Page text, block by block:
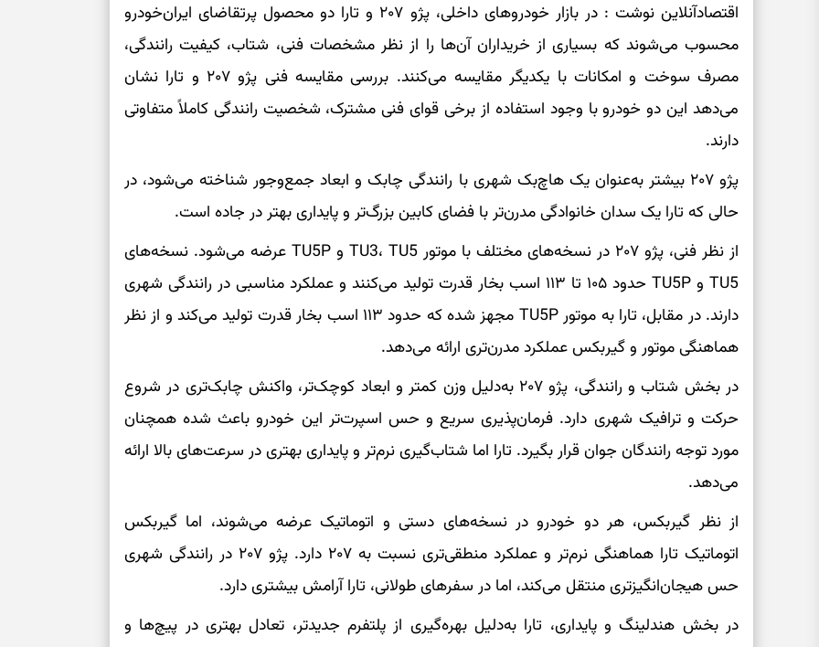
اقتصادآنلاین نوشت : در بازار خودروهای داخلی، پژو ۲۰۷ و تارا دو محصول پرتقاضای ایران‌خودرو
محسوب می‌شوند که بسیاری از خریداران آن‌ها را از نظر مشخصات فنی، شتاب، کیفیت رانندگی،
مصرف سوخت و امکانات با یکدیگر مقایسه می‌کنند. بررسی مقایسه فنی پژو ۲۰۷ و تارا نشان
می‌دهد این دو خودرو با وجود استفاده از برخی قوای فنی مشترک، شخصیت رانندگی کاملاً متفاوتی
دارند.
پژو ۲۰۷ بیشتر به‌عنوان یک هاچ‌بک شهری با رانندگی چابک و ابعاد جمع‌وجور شناخته می‌شود، در
حالی که تارا یک سدان خانوادگی مدرن‌تر با فضای کابین بزرگ‌تر و پایداری بهتر در جاده است.
از نظر فنی، پژو ۲۰۷ در نسخه‌های مختلف با موتور TU3، TU5 و TU5P عرضه می‌شود. نسخه‌های
TU5 و TU5P حدود ۱۰۵ تا ۱۱۳ اسب بخار قدرت تولید می‌کنند و عملکرد مناسبی در رانندگی شهری
دارند. در مقابل، تارا به موتور TU5P مجهز شده که حدود ۱۱۳ اسب بخار قدرت تولید می‌کند و از نظر
هماهنگی موتور و گیربکس عملکرد مدرن‌تری ارائه می‌دهد.
در بخش شتاب و رانندگی، پژو ۲۰۷ به‌دلیل وزن کمتر و ابعاد کوچک‌تر، واکنش چابک‌تری در شروع
حرکت و ترافیک شهری دارد. فرمان‌پذیری سریع و حس اسپرت‌تر این خودرو باعث شده همچنان
مورد توجه رانندگان جوان قرار بگیرد. تارا اما شتاب‌گیری نرم‌تر و پایداری بهتری در سرعت‌های بالا ارائه
می‌دهد.
از نظر گیربکس، هر دو خودرو در نسخه‌های دستی و اتوماتیک عرضه می‌شوند، اما گیربکس
اتوماتیک تارا هماهنگی نرم‌تر و عملکرد منطقی‌تری نسبت به ۲۰۷ دارد. پژو ۲۰۷ در رانندگی شهری
حس هیجان‌انگیزتری منتقل می‌کند، اما در سفرهای طولانی، تارا آرامش بیشتری دارد.
در بخش هندلینگ و پایداری، تارا به‌دلیل بهره‌گیری از پلتفرم جدیدتر، تعادل بهتری در پیچ‌ها و